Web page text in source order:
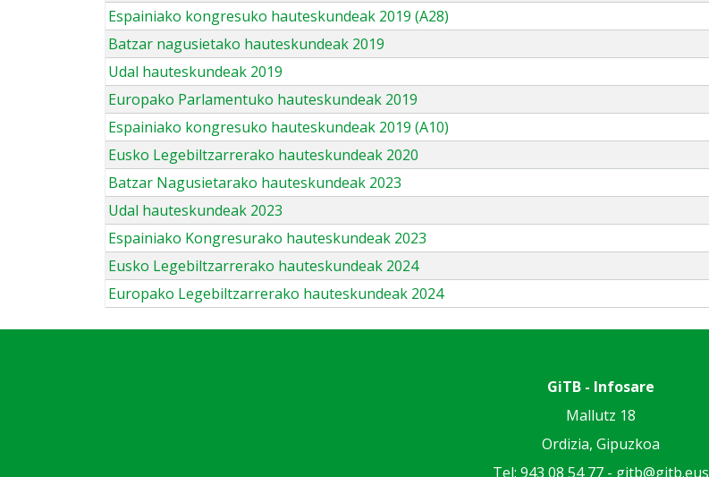
Espainiako kongresuko hauteskundeak 2019 (A28)
Batzar nagusietako hauteskundeak 2019
Udal hauteskundeak 2019
Europako Parlamentuko hauteskundeak 2019
Espainiako kongresuko hauteskundeak 2019 (A10)
Eusko Legebiltzarrerako hauteskundeak 2020
Batzar Nagusietarako hauteskundeak 2023
Udal hauteskundeak 2023
Espainiako Kongresurako hauteskundeak 2023
Eusko Legebiltzarrerako hauteskundeak 2024
Europako Legebiltzarrerako hauteskundeak 2024
GiTB - Infosare
Mallutz 18
Ordizia, Gipuzkoa
Tel: 943 08 54 77 - gitb@gitb.eus